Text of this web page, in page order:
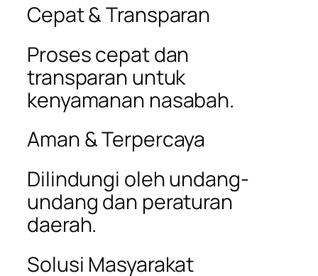
Cepat & Transparan
Proses cepat dan
transparan untuk
kenyamanan nasabah.
Aman & Terpercaya
Dilindungi oleh undang-
undang dan peraturan
daerah.
Solusi Masyarakat